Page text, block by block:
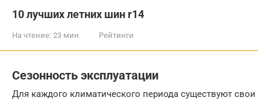
10 лучших летних шин r14
На чтение: 23 мин Рейтинги
Сезонность эксплуатации
Для каждого климатического периода существуют свои